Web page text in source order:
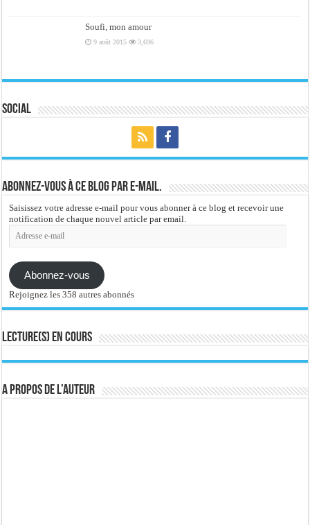
Soufi, mon amour
9 août 2015 3,696
Social
Abonnez-vous à ce blog par e-mail.
Saisissez votre adresse e-mail pour vous abonner à ce blog et recevoir une
notification de chaque nouvel article par email.
Adresse
e-
Abonnez-vous
Rejoignez les 358 autres abonnés
Lecture(s) en cours
A propos de l’auteur